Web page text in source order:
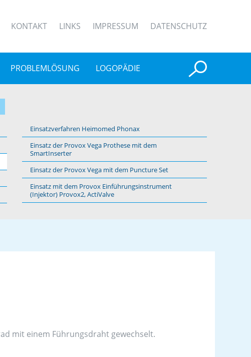
KONTAKT LINKS IMPRESSUM DATENSCHUTZ
PROBLEMLÖSUNG LOGOPÄDIE
Einsatzverfahren Heimomed Phonax
Einsatz der Provox Vega Prothese mit dem
SmartInserter
Einsatz der Provox Vega mit dem Puncture Set
Einsatz mit dem Provox Einführungsinstrument
(Injektor) Provox2, ActiValve
mit einem Führungsdraht gewechselt.